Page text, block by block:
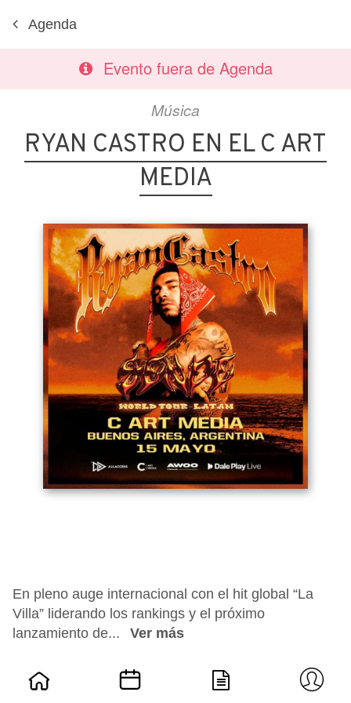
Agenda
Evento fuera de Agenda
Música
RYAN CASTRO EN EL C ART
MEDIA
En pleno auge internacional con el hit global “La
Villa” liderando los rankings y el próximo
lanzamiento de...
Ver más